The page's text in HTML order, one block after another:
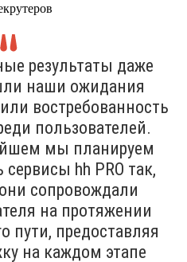
результаты даже
наши ожидания
востребованность
пользователей.
мы планируем
сервисы hh PRO так,
сопровождали
на протяжении
пути, предоставляя
на каждом этапе